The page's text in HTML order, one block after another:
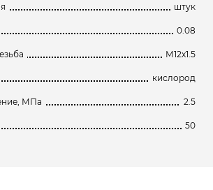
штук
0.08
М12х1.5
кислород
МПа 2.5
50